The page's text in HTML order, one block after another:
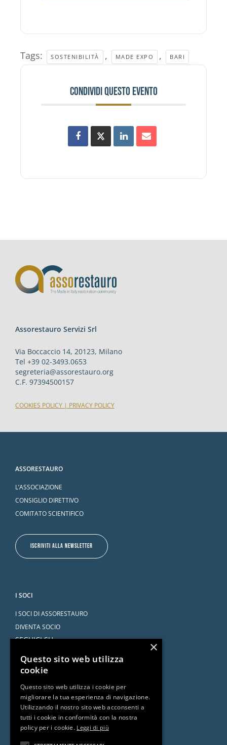
Tags: SOSTENIBILITÀ , MADE EXPO , BARI
CONDIVIDI QUESTO EVENTO
Assorestauro Servizi Srl
Via Boccaccio 14, 20123, Milano
Tel +39 02-3493.0653
segreteria@assorestauro.org
C.F. 97394500157
COOKIES POLICY | PRIVACY POLICY
ASSORESTAURO
L’ASSOCIAZIONE
CONSIGLIO DIRETTIVO
COMITATO SCIENTIFICO
ISCRIVITI ALLA NEWSLETTER
I SOCI
I SOCI DI ASSORESTAURO
DIVENTA SOCIO
SEGUICI SU
SERVIZI
CONVENZIONI
L’AVVOCATO RISPONDE
×
Questo sito web utilizza
cookie
Questo sito web utilizza i cookie per
migliorare la tua esperienza di navigazione.
Utilizzando il nostro sito web acconsenti a
tutti i cookie in conformità con la nostra
policy per i cookie. Leggi di più